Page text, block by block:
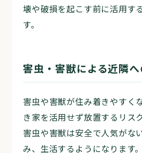
壊や破損を起こす前に活用す
す。
害虫・害獣による近隣
害虫や害獣が住み着きやすく
き家を活用せず放置するリス
害虫や害獣は安全で人気がな
み、生活するようになります。